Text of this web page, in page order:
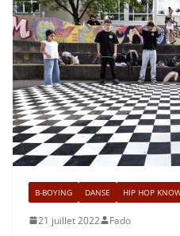
B-BOYING DANSE HIP HOP
21 juillet 2022 Fado